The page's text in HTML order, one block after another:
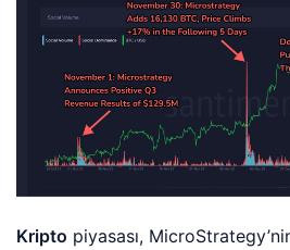
Kripto piyasası,